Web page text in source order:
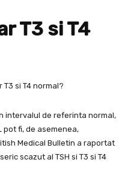
T3 si T4
T3 si T4 normal?
intervalul de referinta normal,
pot fi, de asemenea,
Medical Bulletin a raportat
scazut al TSH si T3 si T4